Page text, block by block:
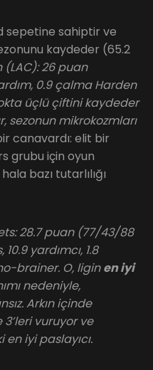
sepetine sahiptir ve
kaydeder (65.2
26 puan
0.9 çalma Harden
üçlü çiftini kaydeder
sezonun mikrokozmları
canavardı: elit bir
grubu için oyun
bazı tutarlılığı
28.7 puan (77/43/88
yardımcı, 1.8
brainer. O, liginen iyi
nedeniyle,
Arkın içinde
3’leri vuruyor ve
iyi paslayıcı.